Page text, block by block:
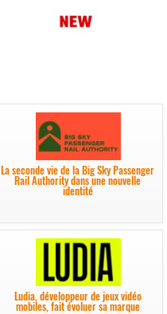
La seconde vie de la Big Sky Passenger
Rail Authority dans une nouvelle
identité
Ludia, développeur de jeux vidéo
mobiles, fait évoluer sa marque